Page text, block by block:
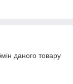
даного товару